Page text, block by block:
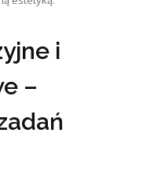
i
–